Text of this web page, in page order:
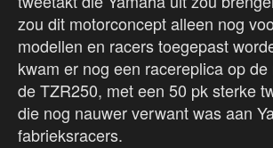
zou dit motorconcept alleen nog
modellen en racers toegepast
kwam er nog een racereplica op
de TZR250, met een 50 pk sterke
die nog nauwer verwant was aan
fabrieksracers.